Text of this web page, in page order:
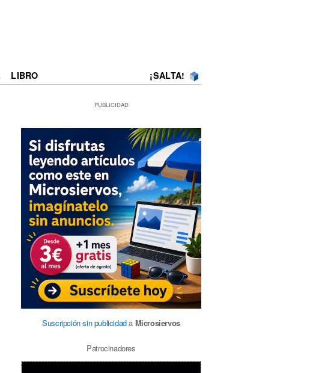
LIBRO ¡SALTA!
PUBLICIDAD
Suscripción sin publicidada Microsiervos
Patrocinadores